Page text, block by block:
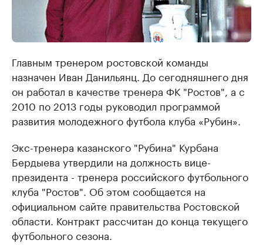
Главным тренером ростовской команды
назначен Иван Данильянц. До сегодняшнего дня
он работал в качестве тренера ФК "Ростов", а с
2010 по 2013 годы руководил программой
развития молодежного футбола клуба «Рубин».
Экс-тренера казанского "Рубина" Курбана
Бердыева утвердили на должность вице-
президента - тренера российского футбольного
клуба "Ростов". Об этом сообщается на
официальном сайте правительства Ростовской
области. Контракт рассчитан до конца текущего
футбольного сезона.